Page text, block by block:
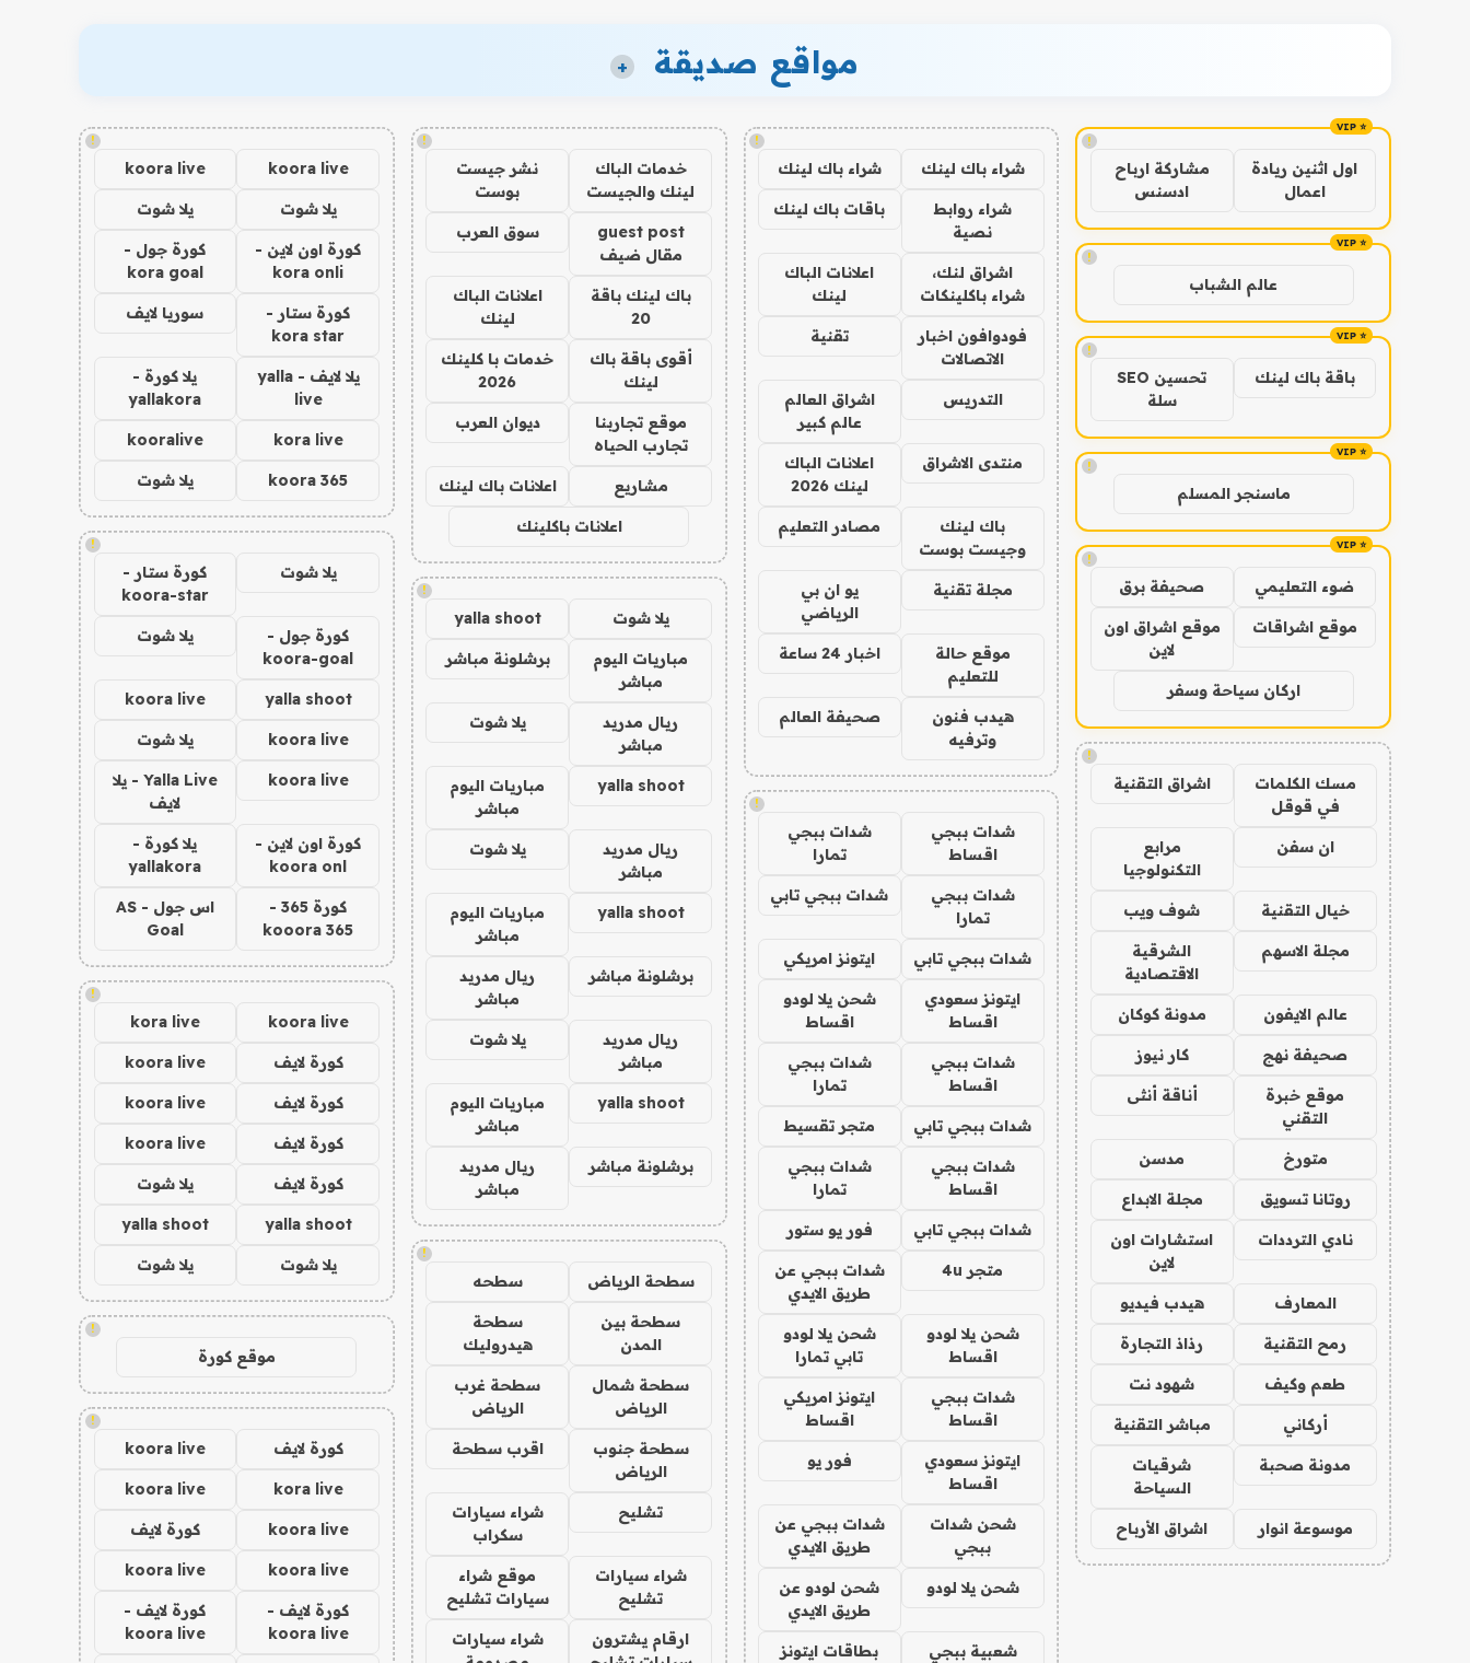
مواقع صديقة +
!
اول اثنين ريادة
اعمال
مشاركة ارباح
ادسنس
!
عالم الشباب
!
باقة باك لينك
تحسين SEO
سلة
!
ماسنجر المسلم
!
ضوء التعليمي صحيفة برق
موقع اشراقات
موقع اشراق اون
لاين
اركان سياحة وسفر
!
مسك الكلمات
في قوقل
اشراق التقنية
ان سفن
مرابع
التكنولوجيا
خيال التقنية شوف ويب
مجلة الاسهم
الشرقية
الاقتصادية
عالم الايفون مدونة كوكان
صحيفة نهج كار نيوز
موقع خبرة
التقني
أناقة أنثى
متورخ مدسن
روتانا تسويق مجلة الابداع
نادي الترددات
استشارات اون
لاين
المعارف هيدب فيديو
رمح التقنية رذاذ التجارة
طعم وكيف شهود نت
أركاني مباشر التقنية
مدونة صحبة
شرقيات
السياحة
موسوعة انوار اشراق الأرباح
!
شراء باك لينك شراء باك لينك
شراء روابط
نصية
باقات باك لينك
اشراق لنك،
شراء باكلينكات
اعلانات الباك
لينك
فودوافون اخبار
الاتصالات
تقنية
التدريس
اشراق العالم
عالم كبير
منتدى الاشراق
اعلانات الباك
لينك 2026
باك لينك
وجيست بوست
مصادر التعليم
مجلة تقنية
يو ان بي
الرياضي
موقع حالة
للتعليم
اخبار 24 ساعة
هيدب فنون
وترفيه
صحيفة العالم
!
شدات ببجي
اقساط
شدات ببجي
تمارا
شدات ببجي
تمارا
شدات ببجي تابي
شدات ببجي تابي ايتونز امريكي
ايتونز سعودي
اقساط
شحن يلا لودو
اقساط
شدات ببجي
اقساط
شدات ببجي
تمارا
شدات ببجي تابي متجر تقسيط
شدات ببجي
اقساط
شدات ببجي
تمارا
شدات ببجي تابي فور يو ستور
متجر 4u
شدات ببجي عن
طريق الايدي
شحن يلا لودو
اقساط
شحن يلا لودو
تابي تمارا
شدات ببجي
اقساط
ايتونز امريكي
اقساط
ايتونز سعودي
اقساط
فور يو
شحن شدات
ببجي
شدات ببجي عن
طريق الايدي
شحن يلا لودو
شحن لودو عن
طريق الايدي
شعبية ببجي بطاقات ايتونز
!
خدمات الباك
لينك والجيست
نشر جيست
بوست
guest post
مقال ضيف
سوق العرب
باك لينك باقة
20
اعلانات الباك
لينك
أقوى باقة باك
لينك
خدمات با كلينك
2026
موقع تجاربنا
تجارب الحياه
ديوان العرب
مشاريع اعلانات باك لينك
اعلانات باكلينك
!
يلا شوت yalla shoot
مباريات اليوم
مباشر
برشلونة مباشر
ريال مدريد
مباشر
يلا شوت
yalla shoot
مباريات اليوم
مباشر
ريال مدريد
مباشر
يلا شوت
yalla shoot
مباريات اليوم
مباشر
برشلونة مباشر
ريال مدريد
مباشر
ريال مدريد
مباشر
يلا شوت
yalla shoot
مباريات اليوم
مباشر
برشلونة مباشر
ريال مدريد
مباشر
!
سطحة الرياض سطحه
سطحة بين
المدن
سطحة
هيدروليك
سطحة شمال
الرياض
سطحة غرب
الرياض
سطحة جنوب
الرياض
اقرب سطحة
تشليح
شراء سيارات
سكراب
شراء سيارات
تشليح
موقع شراء
سيارات تشليح
ارقام يشترون
شراء سيارات
!
koora live
koora live
يلا شوت يلا شوت
كورة اون لاين -
kora onli
كورة جول -
kora goal
كورة ستار -
kora star
سوريا لايف
يلا لايف - yalla
live
يلا كورة -
yallakora
kora live
kooralive
koora 365 يلا شوت
!
يلا شوت
كورة ستار -
koora-star
كورة جول -
koora-goal
يلا شوت
yalla shoot
koora live
koora live يلا شوت
koora live
Yalla Live - يلا
لايف
كورة اون لاين -
koora onl
يلا كورة -
yallakora
كورة 365 -
kooora 365
اس جول - AS
Goal
!
koora live
kora live
كورة لايف koora live
كورة لايف koora live
كورة لايف koora live
كورة لايف يلا شوت
yalla shoot
yalla shoot
يلا شوت يلا شوت
!
موقع كورة
!
كورة لايف koora live
kora live
koora live
koora live كورة لايف
koora live
koora live
كورة لايف -
koora live
كورة لايف -
koora live